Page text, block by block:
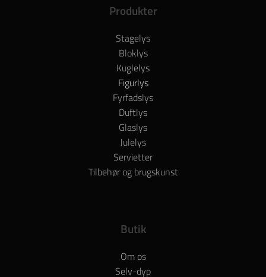
Produkter
Stagelys
Bloklys
Kuglelys
Figurlys
Fyrfadslys
Duftlys
Glaslys
Julelys
Servietter
Tilbehør og brugskunst
Butik
Om os
Selv-dyp